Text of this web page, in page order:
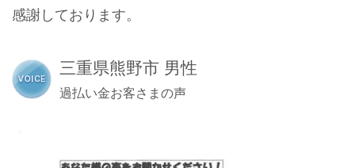
感謝しております。
三重県熊野市 男性
過払い金お客さまの声